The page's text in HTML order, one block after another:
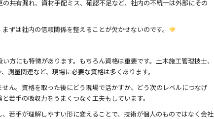
共有漏れ、資材手配ミス、確認不足など、社内の不統一は外部にその
ずは社内の信頼関係を整えることが欠かせないのです。
方にも特徴があります。もちろん資格は重要です。土木施工管理技士、
測量関連など、現場に必要な資格は多くあります。
ん。資格を取った後にどう現場で活かすか、どう次のレベルにつなげ
若手の吸収力をうまくつなぐ工夫もしています。
若手が理解しやすい形に変えることで、技術が個人のものではなく会社